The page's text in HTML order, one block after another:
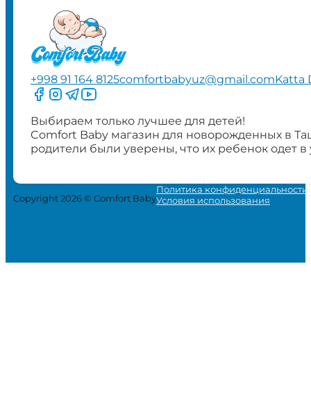
+998 91 164 8125comfortbabyuz@gmail.comKatta
Следите за нами на Facebook
Следите за нами в Instagram
Следите за нами в Telegram
Следите за нами в YouTube
Выбираем только лучшее для детей!
Comfort Baby магазин для новорожденных в
родители были уверены, что их ребенок одет
Copyright 2026 © Comfort Baby
Политика конфиденциальности
Условия использования